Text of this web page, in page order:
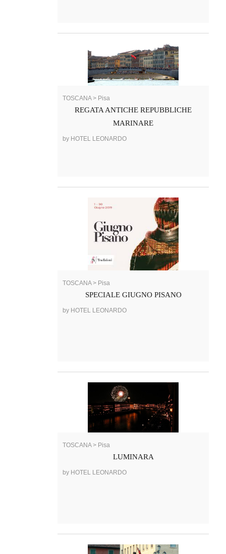
TOSCANA > Pisa
REGATA ANTICHE REPUBBLICHE
MARINARE
by HOTEL LEONARDO
TOSCANA > Pisa
SPECIALE GIUGNO PISANO
by HOTEL LEONARDO
TOSCANA > Pisa
LUMINARA
by HOTEL LEONARDO